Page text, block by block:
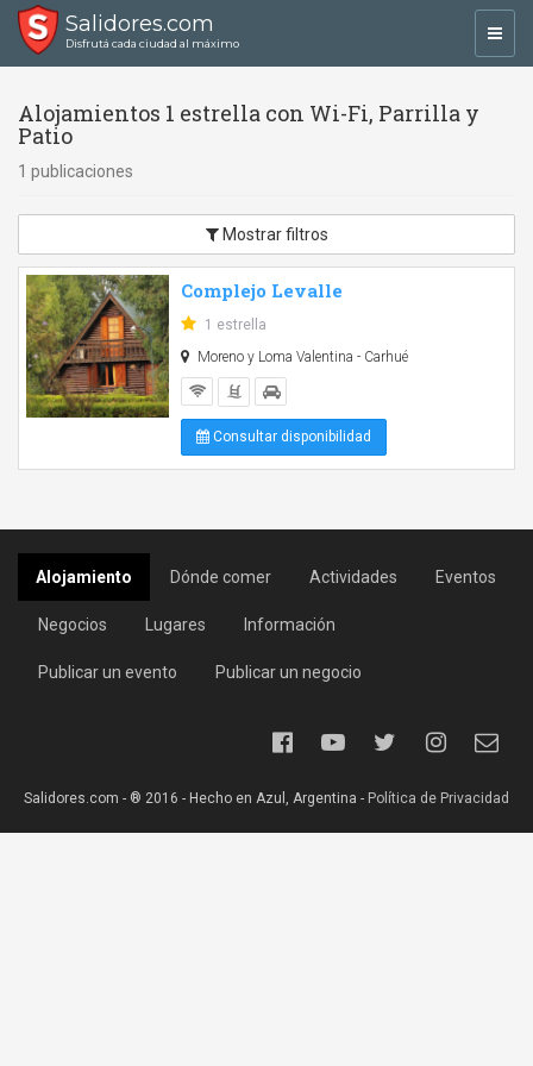
Salidores.com
Disfrutá cada ciudad al máximo
Alojamientos 1 estrella con Wi-Fi, Parrilla y
Patio
1 publicaciones
Mostrar filtros
Complejo Levalle
1 estrella
Moreno y Loma Valentina - Carhué
Consultar disponibilidad
Alojamiento Dónde comer Actividades Eventos
Negocios Lugares Información
Publicar un evento Publicar un negocio
Salidores.com - ® 2016 - Hecho en Azul, Argentina - Política de Privacidad